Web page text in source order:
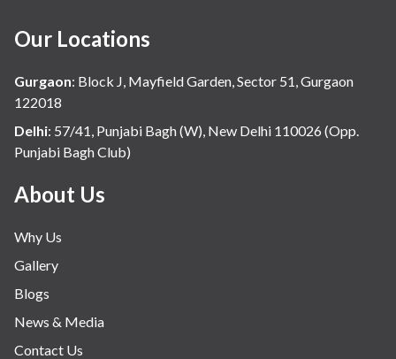
Our Locations
Gurgaon: Block J, Mayfield Garden, Sector 51, Gurgaon
122018
Delhi: 57/41, Punjabi Bagh (W), New Delhi 110026 (Opp.
Punjabi Bagh Club)
About Us
Why Us
Gallery
Blogs
News & Media
Contact Us